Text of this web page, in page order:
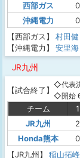
西部ガス
0
沖縄電力
0
【西部ガス】
村田健
【沖縄電力】
安里海
JR九州
【試合終了】
◇代表
◇開始
チーム 1
JR九州
2
Honda熊本
0
【JR九州】
稲山拓峰